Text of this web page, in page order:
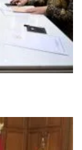
pasokan